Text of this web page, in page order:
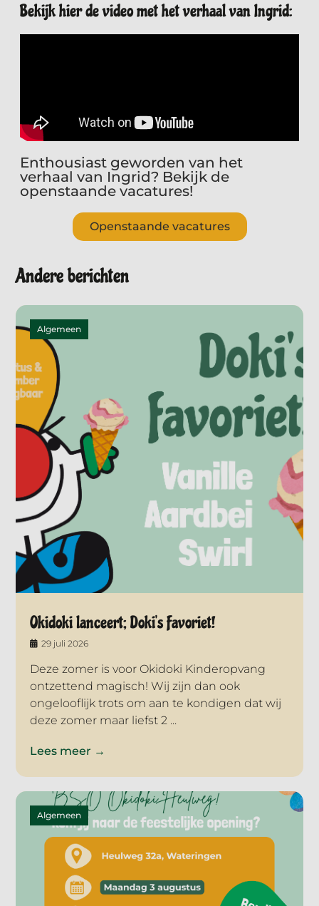
Bekijk hier de video met het verhaal van Ingrid:
Enthousiast geworden van het
verhaal van Ingrid? Bekijk de
openstaande vacatures!
Openstaande vacatures
Andere berichten
Algemeen
Okidoki lanceert; Doki’s Favoriet!
29 juli 2026
Deze zomer is voor Okidoki Kinderopvang
ontzettend magisch! Wij zijn dan ook
ongelooflijk trots om aan te kondigen dat wij
deze zomer maar liefst 2 ...
Lees meer →
Algemeen